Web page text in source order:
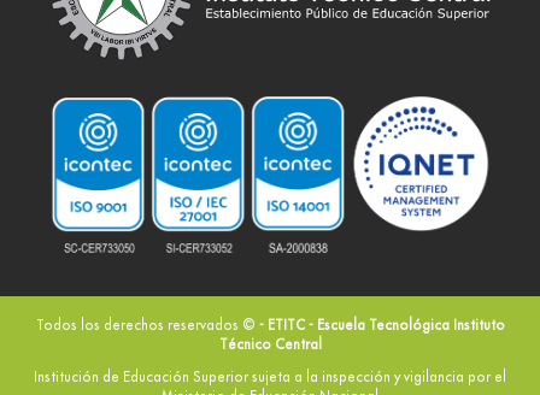
Todos los derechos reservados © - ETITC - Escuela Tecnológica Instituto
Técnico Central
Institución de Educación Superior sujeta a la inspección y vigilancia por el